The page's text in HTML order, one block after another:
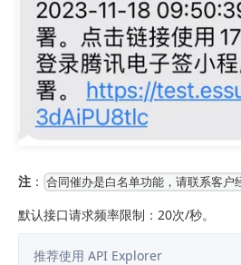
注 ： 合同催办是白名单功能，请联系客户
默认接口请求频率限制：20次/秒。
推荐使用 API Explorer